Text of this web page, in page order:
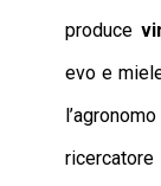
produce
evo e